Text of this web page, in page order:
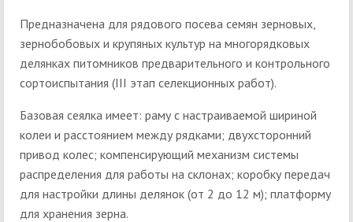
Предназначена для рядового посева семян зерновых,
зернобобовых и крупяных культур на многорядковых
делянках питомников предварительного и контрольного
сортоиспытания (III этап селекционных работ).
Базовая сеялка имеет: раму с настраиваемой шириной
колеи и расстоянием между рядками; двухсторонний
привод колес; компенсирующий механизм системы
распределения для работы на склонах; коробку передач
для настройки длины делянок (от 2 до 12 м); платформу
для хранения зерна.